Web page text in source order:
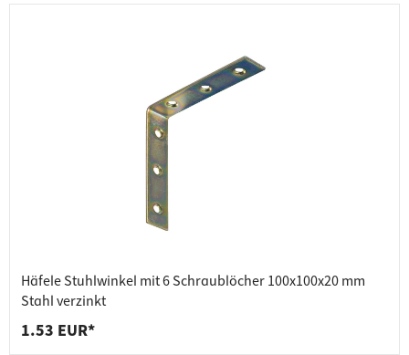
Häfele Stuhlwinkel mit 6 Schraublöcher 100x100x20 mm
Stahl verzinkt
1.53 EUR*